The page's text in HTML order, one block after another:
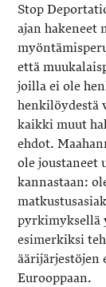
Stop
ajan hakeneet
että
joilla ei ole
henkilöydestä
kaikki muut
ehdot.
ole joustaneet
kannastaan:
pyrkimyksellä
esimerkiksi
äärijärjestöjen
Eurooppaan.